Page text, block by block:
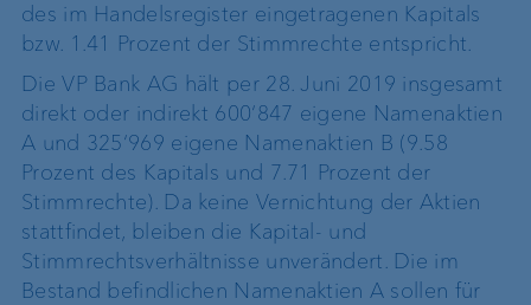
des im Handelsregister eingetragenen Kapitals
bzw. 1.41 Prozent der Stimmrechte entspricht.
Die VP Bank AG hält per 28. Juni 2019 insgesamt
direkt oder indirekt 600‘847 eigene Namenaktien
A und 325‘969 eigene Namenaktien B (9.58
Prozent des Kapitals und 7.71 Prozent der
Stimmrechte). Da keine Vernichtung der Aktien
stattfindet, bleiben die Kapital- und
Stimmrechtsverhältnisse unverändert. Die im
Bestand befindlichen Namenaktien A sollen für